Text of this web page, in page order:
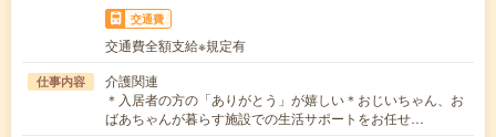
交通費
交通費全額支給※規定有
仕事内容
介護関連
＊入居者の方の「ありがとう」が嬉しい＊おじいちゃん、お
ばあちゃんが暮らす施設での生活サポートをお任せ…